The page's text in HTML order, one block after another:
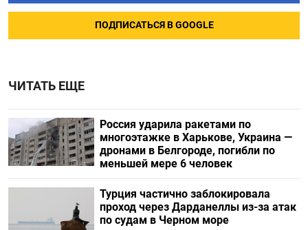
ПОДПИСАТЬСЯ В GOOGLE
ЧИТАТЬ ЕЩЕ
Россия ударила ракетами по
многоэтажке в Харькове, Украина —
дронами в Белгороде, погибли по
меньшей мере 6 человек
Турция частично заблокировала
проход через Дарданеллы из-за атак
по судам в Черном море